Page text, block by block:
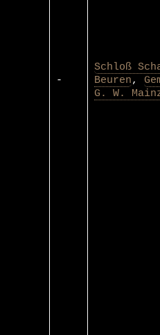
-
Schloß
Beuren,
G. W.